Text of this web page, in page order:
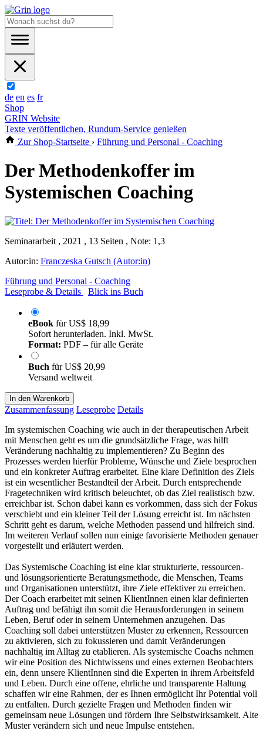
de en es fr
Shop
GRIN Website
Texte veröffentlichen, Rundum-Service genießen
Zur Shop-Startseite › Führung und Personal - Coaching
Der Methodenkoffer im
Systemischen Coaching
Seminararbeit , 2021 , 13 Seiten , Note: 1,3
Autor:in: Franczeska Gutsch (Autor:in)
Führung und Personal - Coaching
Leseprobe & Details
Blick ins Buch
eBook fürUS$ 18,99
Sofort herunterladen. Inkl. MwSt.
Format: PDF – für alle Geräte
Buch fürUS$ 20,99
Versand weltweit
In den Warenkorb
Zusammenfassung Leseprobe Details
Im systemischen Coaching wie auch in der therapeutischen Arbeit
mit Menschen geht es um die grundsätzliche Frage, was hilft
Veränderung nachhaltig zu implementieren? Zu Beginn des
Prozesses werden hierfür Probleme, Wünsche und Ziele besprochen
und ein konkreter Auftrag erarbeitet. Eine klare Definition des Ziels
ist ein wesentlicher Bestandteil der Arbeit. Durch entsprechende
Fragetechniken wird kritisch beleuchtet, ob das Ziel realistisch bzw.
erreichbar ist. Schon dabei kann es vorkommen, dass sich der Fokus
verschiebt und ein kleiner Teil der Lösung erreicht ist. Im nächsten
Schritt geht es darum, welche Methoden passend und hilfreich sind.
Im weiteren Verlauf sollen nun einige favorisierte Methoden genauer
vorgestellt und erläutert werden.
Das Systemische Coaching ist eine klar strukturierte, ressourcen-
und lösungsorientierte Beratungsmethode, die Menschen, Teams
und Organisationen unterstützt, ihre Ziele effektiver zu erreichen.
Der Coach erarbeitet mit seinen KlientInnen einen klar definierten
Auftrag und befähigt ihn somit die Herausforderungen in seinem
Leben, Beruf oder in seinem Unternehmen anzugehen. Das
Coaching soll dabei unterstützen Muster zu erkennen, Ressourcen
zu aktivieren, sich zu fokussieren und damit Veränderungen
nachhaltig im Alltag zu etablieren. Als systemische Coachs nehmen
wir eine Position des Nichtwissens und eines externen Beobachters
ein, denn unsere KlientInnen sind die Experten in ihrem Arbeitsfeld
und Leben. Durch eine offene, ehrliche und transparente Haltung
schaffen wir eine Rahmen, der es Ihnen ermöglicht Ihr Potential voll
zu entfalten. Durch gezielte Fragen und Methoden finden wir
gemeinsam neue Lösungen und fördern Ihre Selbstwirksamkeit. Alte
Muster verändern sich und neue Impulse entstehen.